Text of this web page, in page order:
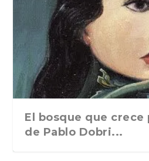
El bosque que crece
de Pablo Dobri...